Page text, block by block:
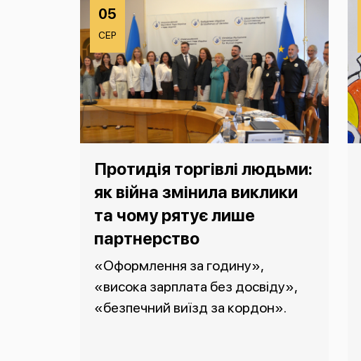
05
СЕР
Протидія торгівлі людьми:
як війна змінила виклики
та чому рятує лише
партнерство
«Оформлення за годину»,
«висока зарплата без досвіду»,
«безпечний виїзд за кордон».